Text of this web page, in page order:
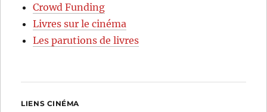
Crowd Funding
Livres sur le cinéma
Les parutions de livres
LIENS CINÉMA